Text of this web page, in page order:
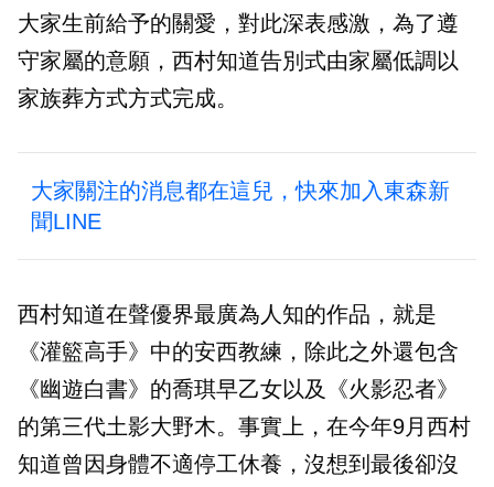
大家生前給予的關愛，對此深表感激，為了遵
守家屬的意願，西村知道告別式由家屬低調以
家族葬方式方式完成。
大家關注的消息都在這兒，快來加入東森新
聞LINE
西村知道在聲優界最廣為人知的作品，就是
《灌籃高手》中的安西教練，除此之外還包含
《幽遊白書》的喬琪早乙女以及《火影忍者》
的第三代土影大野木。事實上，在今年9月西村
知道曾因身體不適停工休養，沒想到最後卻沒